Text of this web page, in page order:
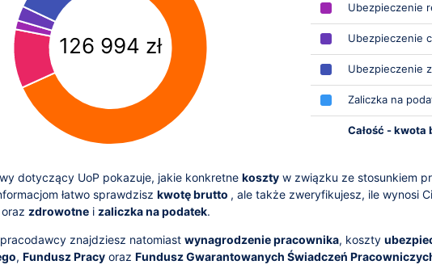
126 994 zł
Ubezpieczenie
Ubezpieczenie
Ubezpieczenie
Zaliczka na
Całość - kwota
dotyczący UoP pokazuje, jakie konkretne koszty w związku ze stosunkiem
łatwo sprawdzisz kwotę brutto , ale także zweryfikujesz, ile wynosi
oraz zdrowotne i zaliczka na podatek.
znajdziesz natomiast wynagrodzenie pracownika, koszty
, Fundusz Pracy oraz Fundusz Gwarantowanych Świadczeń